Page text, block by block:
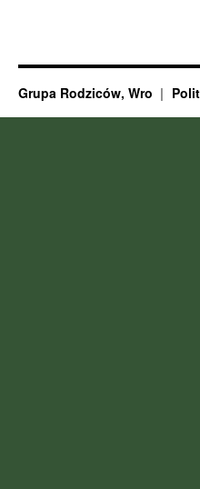
Grupa Rodziców, Wro